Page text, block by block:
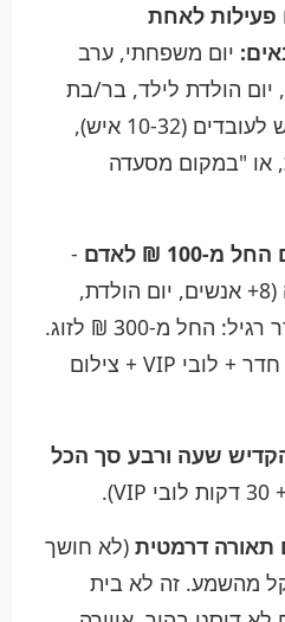
לאחת
יום משפחתי, ערב
יום הולדת לילד, בר/בת
מצווה, יום גיבוש לעובדים (10-32 איש),
או "במקום מסעדה
₪ לאדם
-
בחבילת קבוצה (8+ אנשים, יום הולדת,
גיבוש). זוג בחדר רגיל: החל מ-300 ₪ לזוג.
החבילה כוללת חדר + לובי VIP + צילום
שעה ורבע סך הכל
תאורה דרמטית (לא חושך
מהשמע. זה לא בית